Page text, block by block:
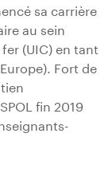
sa carrière
au sein
(UIC) en tant
Fort de
fin 2019